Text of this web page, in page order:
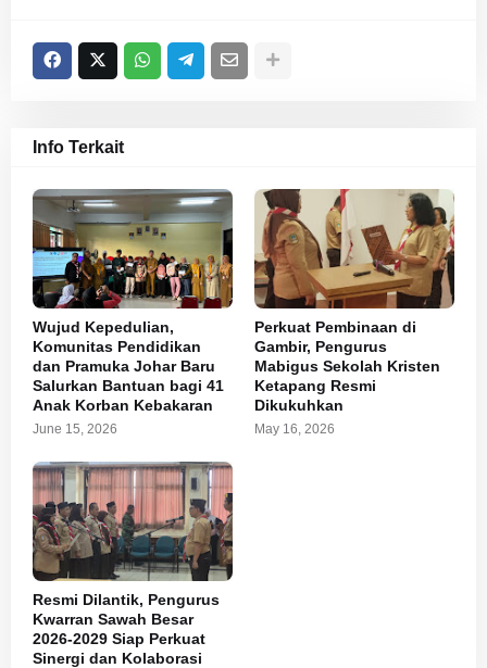
Info Terkait
Wujud Kepedulian,
Komunitas Pendidikan
dan Pramuka Johar Baru
Salurkan Bantuan bagi 41
Anak Korban Kebakaran
June 15, 2026
Perkuat Pembinaan di
Gambir, Pengurus
Mabigus Sekolah Kristen
Ketapang Resmi
Dikukuhkan
May 16, 2026
Resmi Dilantik, Pengurus
Kwarran Sawah Besar
2026-2029 Siap Perkuat
Sinergi dan Kolaborasi